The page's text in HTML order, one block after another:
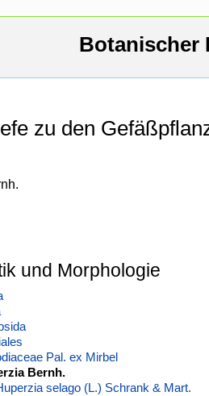
Botanischer
zu den
und Morphologie
Pal. ex Mirbel
Bernh.
selago (L.) Schrank & Mart.